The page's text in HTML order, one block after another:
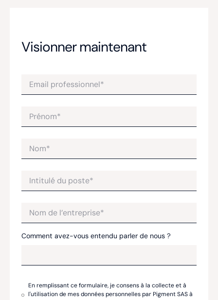
Visionner maintenant
Comment avez-vous entendu parler de nous ?
En remplissant ce formulaire, je consens à la collecte et à
l'utilisation de mes données personnelles par Pigment SAS à